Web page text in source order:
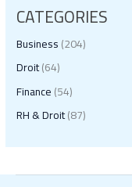
CATEGORIES
Business(204)
Droit(64)
Finance(54)
RH & Droit(87)